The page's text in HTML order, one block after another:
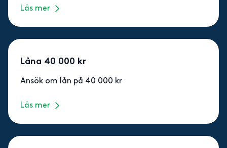
Läs mer
Låna 40 000 kr
Ansök om lån på 40 000 kr
Läs mer